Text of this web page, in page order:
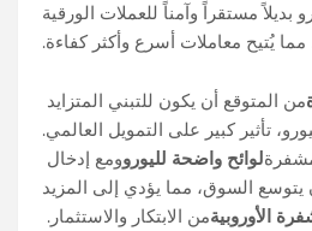
بديلاً مستقراً وآمناً للعملات الورقية
مما يُتيح معاملات أسرع وأكثر كفاءة.
من المتوقع أن يكون للتبني المتزايد
تأثير كبير على التمويل العالمي.
ومع إدخاللوائح واضحة لليورو
يتوسع السوق، مما يؤدي إلى المزيد
من الابتكار والاستثمار.الأوروبية